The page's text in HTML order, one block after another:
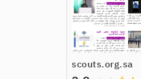
scouts.org.sa